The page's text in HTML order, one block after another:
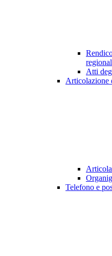
Atti
Articolazione
Telefono e